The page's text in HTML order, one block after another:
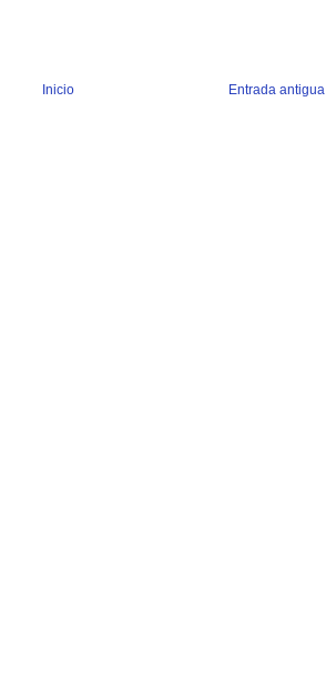
Entrada antigua
Inicio